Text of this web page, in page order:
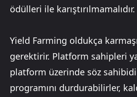
ödülleri ile karıştırılmamalıdır.
Yield Farming oldukça
gerektirir. Platform sahipleri
platform üzerinde söz
programını durdurabilirler,